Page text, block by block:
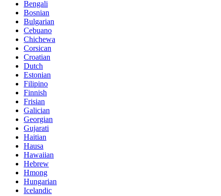
Bengali
Bosnian
Bulgarian
Cebuano
Chichewa
Corsican
Croatian
Dutch
Estonian
Filipino
Finnish
Frisian
Galician
Georgian
Gujarati
Haitian
Hausa
Hawaiian
Hebrew
Hmong
Hungarian
Icelandic